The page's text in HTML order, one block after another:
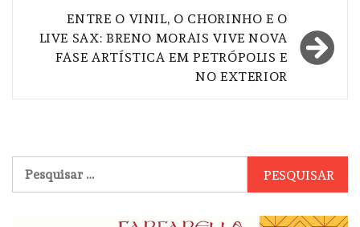
ENTRE O VINIL, O CHORINHO E O
LIVE SAX: BRENO MORAIS VIVE NOVA
FASE ARTÍSTICA EM PETRÓPOLIS E
NO EXTERIOR
por: